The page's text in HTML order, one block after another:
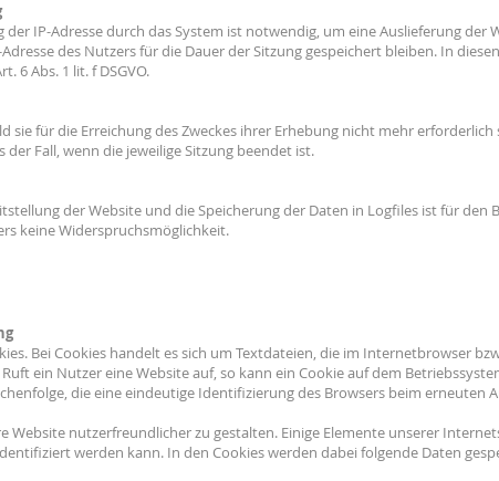
IP-Adresse durch das System ist notwendig, um eine Auslieferung der
des Nutzers für die Dauer der Sitzung gespeichert bleiben. In
6 Abs. 1 lit. f DSGVO.
sie für die Erreichung des Zweckes ihrer Erhebung nicht mehr
Fall, wenn die jeweilige Sitzung beendet ist.
der Website und die Speicherung der Daten in Logfiles ist für
keine Widerspruchsmöglichkeit.
Bei Cookies handelt es sich um Textdateien, die im Internetbrowser
ein Nutzer eine Website auf, so kann ein Cookie auf dem
die eine eindeutige Identifizierung des Browsers beim erneuten
Website nutzerfreundlicher zu gestalten. Einige Elemente unserer
werden kann. In den Cookies werden dabei folgende Daten